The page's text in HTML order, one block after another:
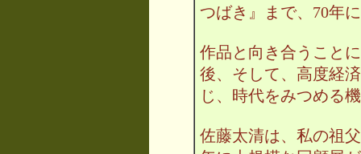
つばき』まで、70年
作品と向き合うこと
後、そして、高度経
じ、時代をみつめる
佐藤太清は、私の祖